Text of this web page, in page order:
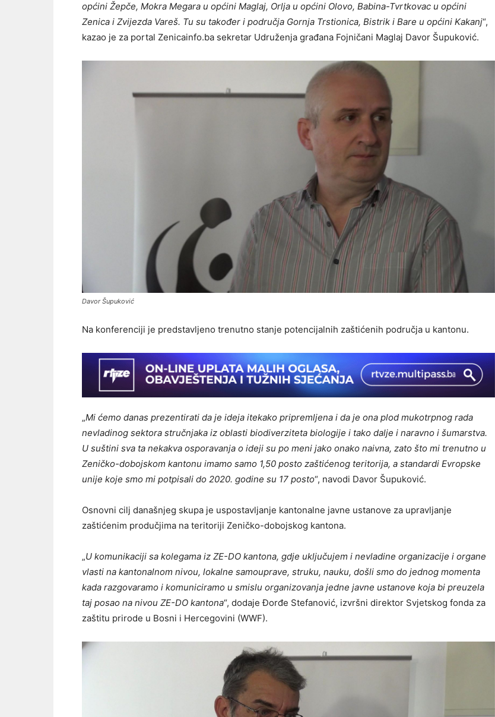
općini Žepče, Mokra Megara u općini Maglaj, Orlja u općini Olovo, Babina-Tvrtkovac u općini
Zenica i Zvijezda Vareš. Tu su također i područja Gornja Trstionica, Bistrik i Bare u općini Kakanj“,
kazao je za portal Zenicainfo.ba sekretar Udruženja građana Fojničani Maglaj Davor Šupuković.
Davor Šupuković
Na konferenciji je predstavljeno trenutno stanje potencijalnih zaštićenih područja u kantonu.
„Mi ćemo danas prezentirati da je ideja itekako pripremljena i da je ona plod mukotrpnog rada
nevladinog sektora stručnjaka iz oblasti biodiverziteta biologije i tako dalje i naravno i šumarstva.
U suštini sva ta nekakva osporavanja o ideji su po meni jako onako naivna, zato što mi trenutno u
Zeničko-dobojskom kantonu imamo samo 1,50 posto zaštićenog teritorija, a standardi Evropske
unije koje smo mi potpisali do 2020. godine su 17 posto“, navodi Davor Šupuković.
Osnovni cilj današnjeg skupa je uspostavljanje kantonalne javne ustanove za upravljanje
zaštićenim produčjima na teritoriji Zeničko-dobojskog kantona.
„U komunikaciji sa kolegama iz ZE-DO kantona, gdje uključujem i nevladine organizacije i organe
vlasti na kantonalnom nivou, lokalne samouprave, struku, nauku, došli smo do jednog momenta
kada razgovaramo i komuniciramo u smislu organizovanja jedne javne ustanove koja bi preuzela
taj posao na nivou ZE-DO kantona“, dodaje Đorđe Stefanović, izvršni direktor Svjetskog fonda za
zaštitu prirode u Bosni i Hercegovini (WWF).